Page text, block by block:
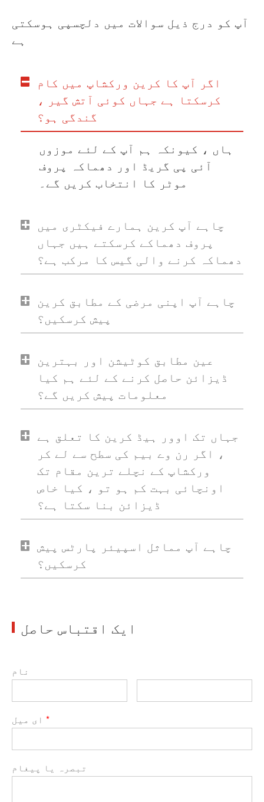
آپ کو درج ذیل سوالات میں دلچسپی ہوسکتی
ہے
اگر آپ کا کرین ورکشاپ میں کام
کرسکتا ہے جہاں کوئی آتش گیر ،
گندگی ہو؟
ہاں ، کیونکہ ہم آپ کے لئے موزوں
آئی پی گریڈ اور دھماکہ پروف
موٹر کا انتخاب کریں گے۔
چاہے آپ کرین ہمارے فیکٹری میں
پروف دھماکے کرسکتے ہیں جہاں
دھماکہ کرنے والی گیس کا مرکب ہے؟
چاہے آپ اپنی مرضی کے مطابق کرین
پیش کرسکیں؟
عین مطابق کوٹیشن اور بہترین
ڈیزائن حاصل کرنے کے لئے ہم کیا
معلومات پیش کریں گے؟
جہاں تک اوور ہیڈ کرین کا تعلق ہے
، اگر رن وے بیم کی سطح سے لے کر
ورکشاپ کے نچلے ترین مقام تک
اونچائی بہت کم ہو تو ، کیا خاص
ڈیزائن بنا سکتا ہے؟
چاہے آپ مماثل اسپیئر پارٹس پیش
کرسکیں؟
ایک اقتباس حاصل
نام
*
تبصرہ یا پیغام